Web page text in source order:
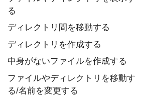
る
ディレクトリ間を移動する
ディレクトリを作成する
中身がないファイルを作成する
ファイルやディレクトリを移動す
る/名前を変更する